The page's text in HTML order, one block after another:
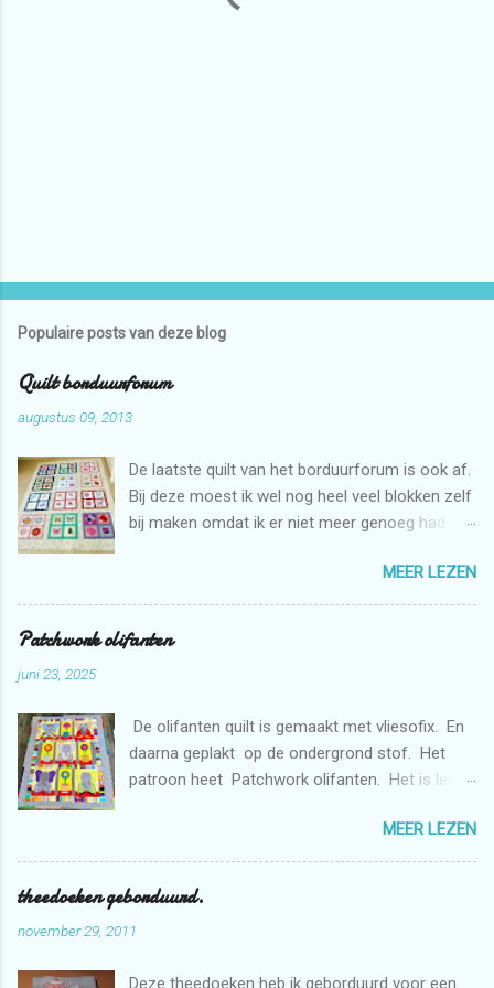
Populaire posts van deze blog
Quilt borduurforum
augustus 09, 2013
De laatste quilt van het borduurforum is ook af.
Bij deze moest ik wel nog heel veel blokken zelf
bij maken omdat ik er niet meer genoeg had.
borduren met de borduurmachine. Deze quilt is
weer bestemd voor de stichting Verdanda.
MEER LEZEN
Patchwork olifanten
juni 23, 2025
De olifanten quilt is gemaakt met vliesofix. En
daarna geplakt op de ondergrond stof. Het
patroon heet Patchwork olifanten. Het is leuk
de borduurmachine. De quilt is doorgequilt uit
de vrije hand met de naaimachine. En
gedeeltelijk met rulers.
MEER LEZEN
theedoeken geborduurd.
november 29, 2011
Deze theedoeken heb ik geborduurd voor een